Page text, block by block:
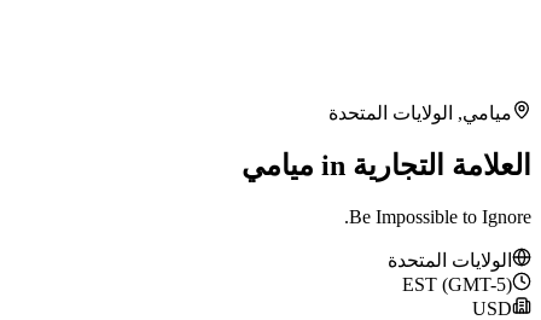
ميامي, الولايات المتحدة
العلامة التجارية in ميامي
Be Impossible to Ignore.
الولايات المتحدة
EST (GMT-5)
USD